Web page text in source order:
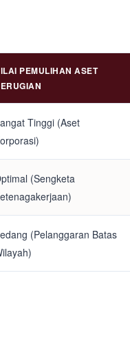
PEMULIHAN ASET
Tinggi (Aset
(Sengketa
(Pelanggaran Batas